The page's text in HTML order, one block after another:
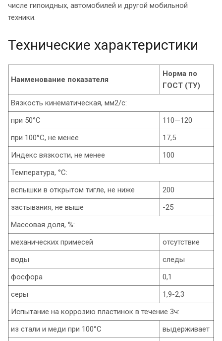
числе гипоидных, автомобилей и другой мобильной
техники.
Технические характеристики
Наименование показателя
Норма по
ГОСТ (ТУ)
Вязкость кинематическая, мм2/с:
при 50°С
110—120
при 100°С, не менее
17,5
Индекс вязкости, не менее
100
Температура, °С:
вспышки в открытом тигле, не ниже
200
застывания, не выше
-25
Массовая доля, %:
механических примесей
отсутствие
воды
следы
фосфора
0,1
серы
1,9-2,3
Испытание на коррозию пластинок в течение 3ч:
из стали и меди при 100°С
выдерживает